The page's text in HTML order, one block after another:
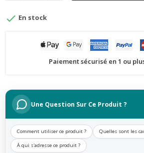
 En stock
Paiement sécurisé en 1 ou
Une Question Sur Ce Produit ?
Comment utiliser ce produit ? Quelles sont les
À qui s'adresse ce produit ?